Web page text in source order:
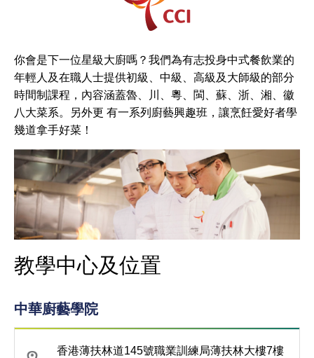
你會是下一位星級大廚嗎？我們為有志投身中式餐飲業的
年輕人及在職人士提供初級、中級、高級及大師級的部分
時間制課程，內容涵蓋魯、川、粵、閩、蘇、浙、湘、徽
八大菜系。另外更 有一系列廚藝興趣班，讓烹飪愛好者學
幾道拿手好菜！
教學中心及位置
中華廚藝學院
香港薄扶林道145號職業訓練局薄扶林大樓7樓